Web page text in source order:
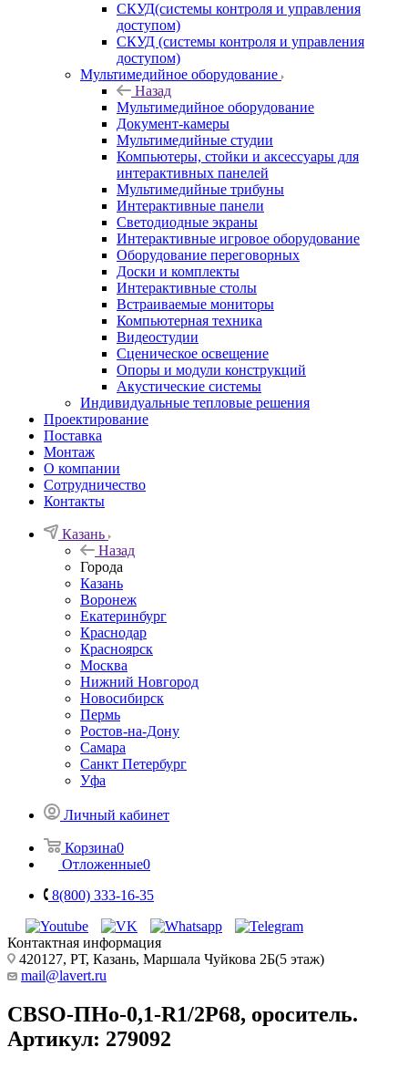
СКУД(системы контроля и управления
доступом)
СКУД (системы контроля и управления
доступом)
Мультимедийное оборудование
Назад
Мультимедийное оборудование
Документ-камеры
Мультимедийные студии
Компьютеры, стойки и аксессуары для
интерактивных панелей
Мультимедийные трибуны
Интерактивные панели
Светодиодные экраны
Интерактивные игровое оборудование
Оборудование переговорных
Доски и комплекты
Интерактивные столы
Встраиваемые мониторы
Компьютерная техника
Видеостудии
Cценическое освещение
Опоры и модули конструкций
Акустические системы
Индивидуальные тепловые решения
Проектирование
Поставка
Монтаж
О компании
Сотрудничество
Контакты
Казань
Назад
Города
Казань
Воронеж
Екатеринбург
Краснодар
Красноярск
Москва
Нижний Новгород
Новосибирск
Пермь
Ростов-на-Дону
Самара
Санкт Петербург
Уфа
Личный кабинет
Корзина0
Отложенные0
8(800) 333-16-35
Контактная информация
420127, РТ, Казань, Маршала Чуйкова 2Б(5 этаж)
mail@lavert.ru
СВSО-ПНо-0,1-R1/2Р68, ороситель.
Артикул: 279092